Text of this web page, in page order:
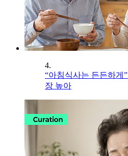
4.
“아침식사는 든든하게
장 높아